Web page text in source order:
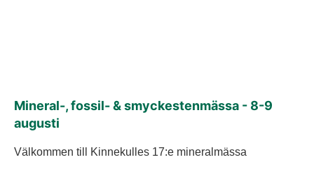
Mineral-, fossil- & smyckestenmässa - 8-9
augusti
Välkommen till Kinnekulles 17:e mineralmässa